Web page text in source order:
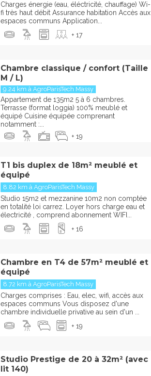
Charges énergie (eau, éléctricité, chauffage) Wi-
fi très haut débit Assurance habitation Accès aux
espaces communs Application...
+ 17
Chambre classique / confort (Taille
M / L)
9.24 km à AgroParisTech Massy
Appartement de 135m2 5 à 6 chambres.
Terrasse (format loggia) 100% meublé et
équipé Cuisine équipée comprenant
notamment :...
+ 19
T1 bis duplex de 18m² meublé et
équipé
8.82 km à AgroParisTech Massy
Studio 15m2 et mezzanine 10m2 non comptée
en totalité loi carrez. Loyer hors charge eau et
électricité , comprend abonnement WIFI...
+ 16
Chambre en T4 de 57m² meublé et
équipé
8.72 km à AgroParisTech Massy
Charges comprises : Eau, elec, wifi, accès aux
espaces communs Vous disposez d'une
chambre individuelle privative au sein d'un ...
+ 19
Studio Prestige de 20 à 32m² (avec
lit 140)